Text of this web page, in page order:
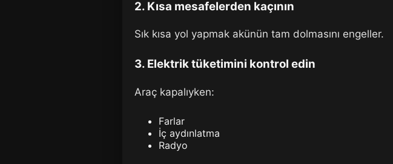
2. Kısa mesafelerden kaçının
Sık kısa yol yapmak akünün tam dolmasını engeller.
3. Elektrik tüketimini kontrol edin
Araç kapalıyken:
Farlar
İç aydınlatma
Radyo